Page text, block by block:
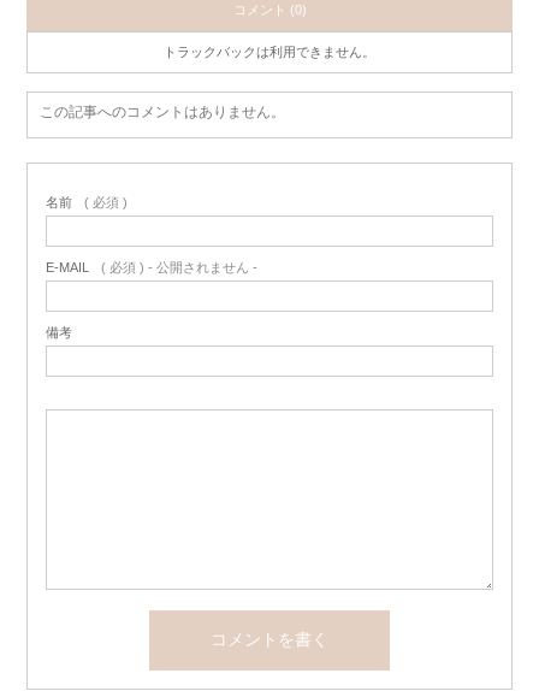
コメント (0)
トラックバックは利用できません。
この記事へのコメントはありません。
名前 ( 必須 )
E-MAIL ( 必須 ) - 公開されません -
備考